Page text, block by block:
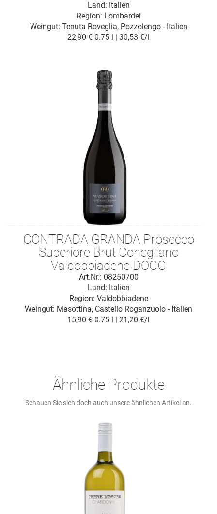
Land: Italien
Weingut: Tenuta Roveglia, Pozzolengo - Italien
Region: Lombardei
22,90 € 0.75 l | 30,53 €/l
CONTRADA GRANDA Prosecco
Superiore Brut Conegliano
Valdobbiadene DOCG
Art.Nr.: 08250700
Region: Valdobbiadene
Weingut: Masottina, Castello Roganzuolo - Italien
Land: Italien
15,90 € 0.75 l | 21,20 €/l
Ähnliche Produkte
Schauen Sie sich doch auch unsere ähnlichen Artikel an.